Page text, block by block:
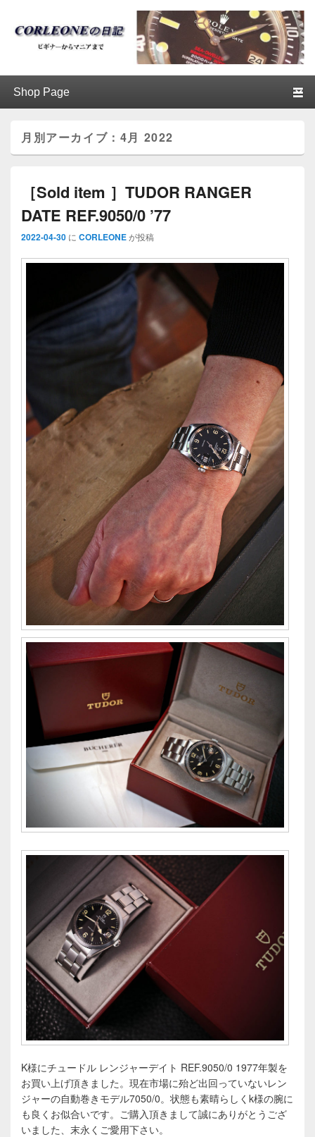
ブログ / アンティークロレックス
│CORLEONE
月別アーカイブ： 4月 2022
［Sold item ］TUDOR RANGER
DATE REF.9050/0 ’77
2022-04-30 に CORLEONEが投稿
K様にチュードル レンジャーデイト REF.9050/0 1977年製を
お買い上げ頂きました。現在市場に殆ど出回っていないレン
ジャーの自動巻きモデル7050/0。状態も素晴らしくk様の腕に
も良くお似合いです。ご購入頂きまして誠にありがとうござ
いました、末永くご愛用下さい。